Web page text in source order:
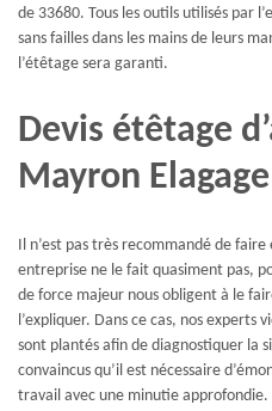
de 33680. Tous les outils utilisés par
sans failles dans les mains de leurs
l’étêtage sera garanti.
Devis étêtage
Mayron
Il n’est pas très recommandé de
entreprise ne le fait quasiment pas,
de force majeur nous obligent à le
l’expliquer. Dans ce cas, nos experts
sont plantés afin de diagnostiquer la
convaincus qu’il est nécessaire
travail avec une minutie approfondie.